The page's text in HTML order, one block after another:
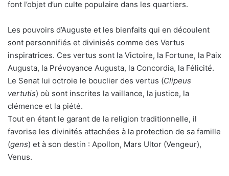
font l’objet d’un culte populaire dans les quartiers.
Les pouvoirs d’Auguste et les bienfaits qui en découlent
sont personnifiés et divinisés comme des Vertus
inspiratrices. Ces vertus sont la Victoire, la Fortune, la Paix
Augusta, la Prévoyance Augusta, la Concordia, la Félicité.
Le Senat lui octroie le bouclier des vertus (Clipeus
vertutis) où sont inscrites la vaillance, la justice, la
clémence et la piété.
Tout en étant le garant de la religion traditionnelle, il
favorise les divinités attachées à la protection de sa famille
(gens) et à son destin : Apollon, Mars Ultor (Vengeur),
Venus.